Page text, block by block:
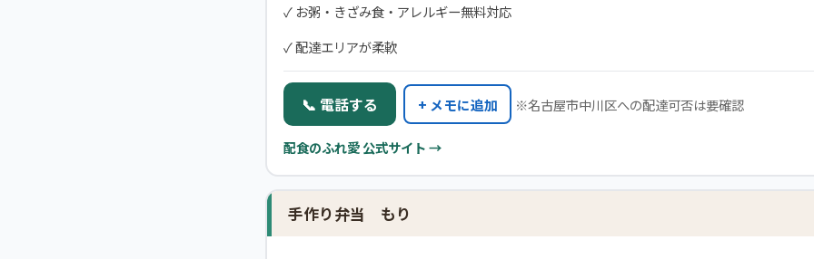
✓ お粥・きざみ食・アレルギー無料対応
✓ 配達エリアが柔軟
📞 電話する + メモに追加 ※名古屋市中川区への配達可否は要確認
配食のふれ愛 公式サイト →
手作り弁当 もり